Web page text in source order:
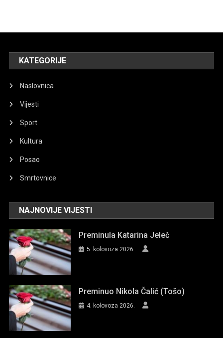
KATEGORIJE
Naslovnica
Vijesti
Sport
Kultura
Posao
Smrtovnice
NAJNOVIJE VIJESTI
Preminula Katarina Jeleč
5. kolovoza 2026.
Preminuo Nikola Čalić (Tošo)
4. kolovoza 2026.